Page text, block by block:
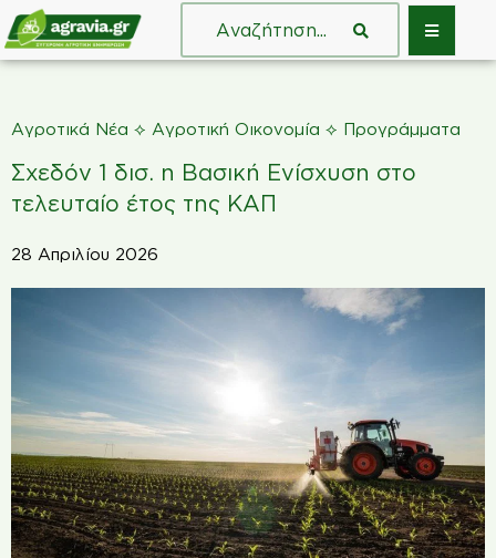
Αγροτικά Νέα ⟡ Αγροτική Οικονομία ⟡ Προγράμματα
Σχεδόν 1 δισ. η Βασική Ενίσχυση στο
τελευταίο έτος της ΚΑΠ
28 Απριλίου 2026